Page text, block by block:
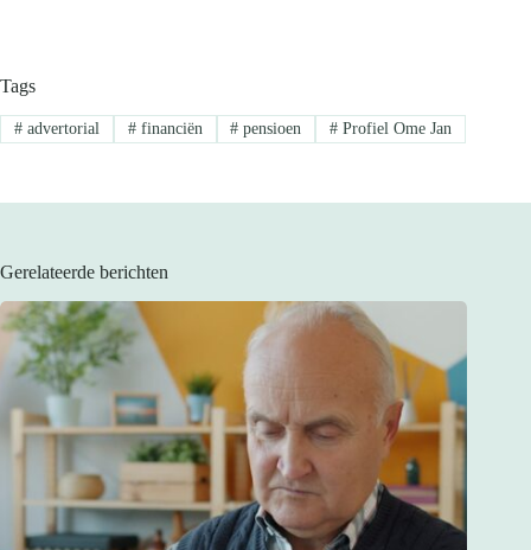
Tags
#advertorial #financiën # pensioen # Profiel Ome Jan
Gerelateerde berichten